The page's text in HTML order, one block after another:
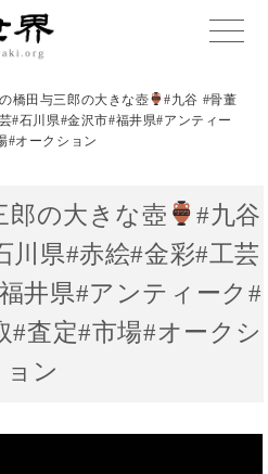
toggle
橋田与三郎の大きな壺
#九谷 #骨董
#石川県#金沢市#福井県#アンティー
#オークション
郎の大きな壺
#九谷
川県#赤絵#金彩#工芸
井県#アンティーク#
#査定#市場#オークシ
ョン